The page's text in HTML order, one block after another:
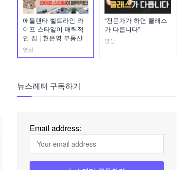
애틀랜타 벨트라인 라
이프 스타일이 매력적
인 집 | 현은영 부동산
영상
“전문가가 하면 클래스
가 다릅니다”
영상
뉴스레터 구독하기
Email address: